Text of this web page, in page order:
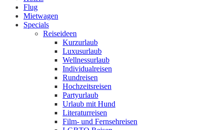
Flug
Mietwagen
Specials
Reiseideen
Kurzurlaub
Luxusurlaub
Wellnessurlaub
Individualreisen
Rundreisen
Hochzeitsreisen
Partyurlaub
Urlaub mit Hund
Literaturreisen
Film- und Fernsehreisen